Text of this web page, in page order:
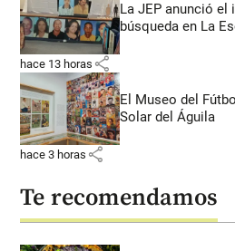
La JEP anunció
búsqueda en La
hace 13 horas share
El Museo del
Solar del Águila
hace 3 horas share
Te recomendamos